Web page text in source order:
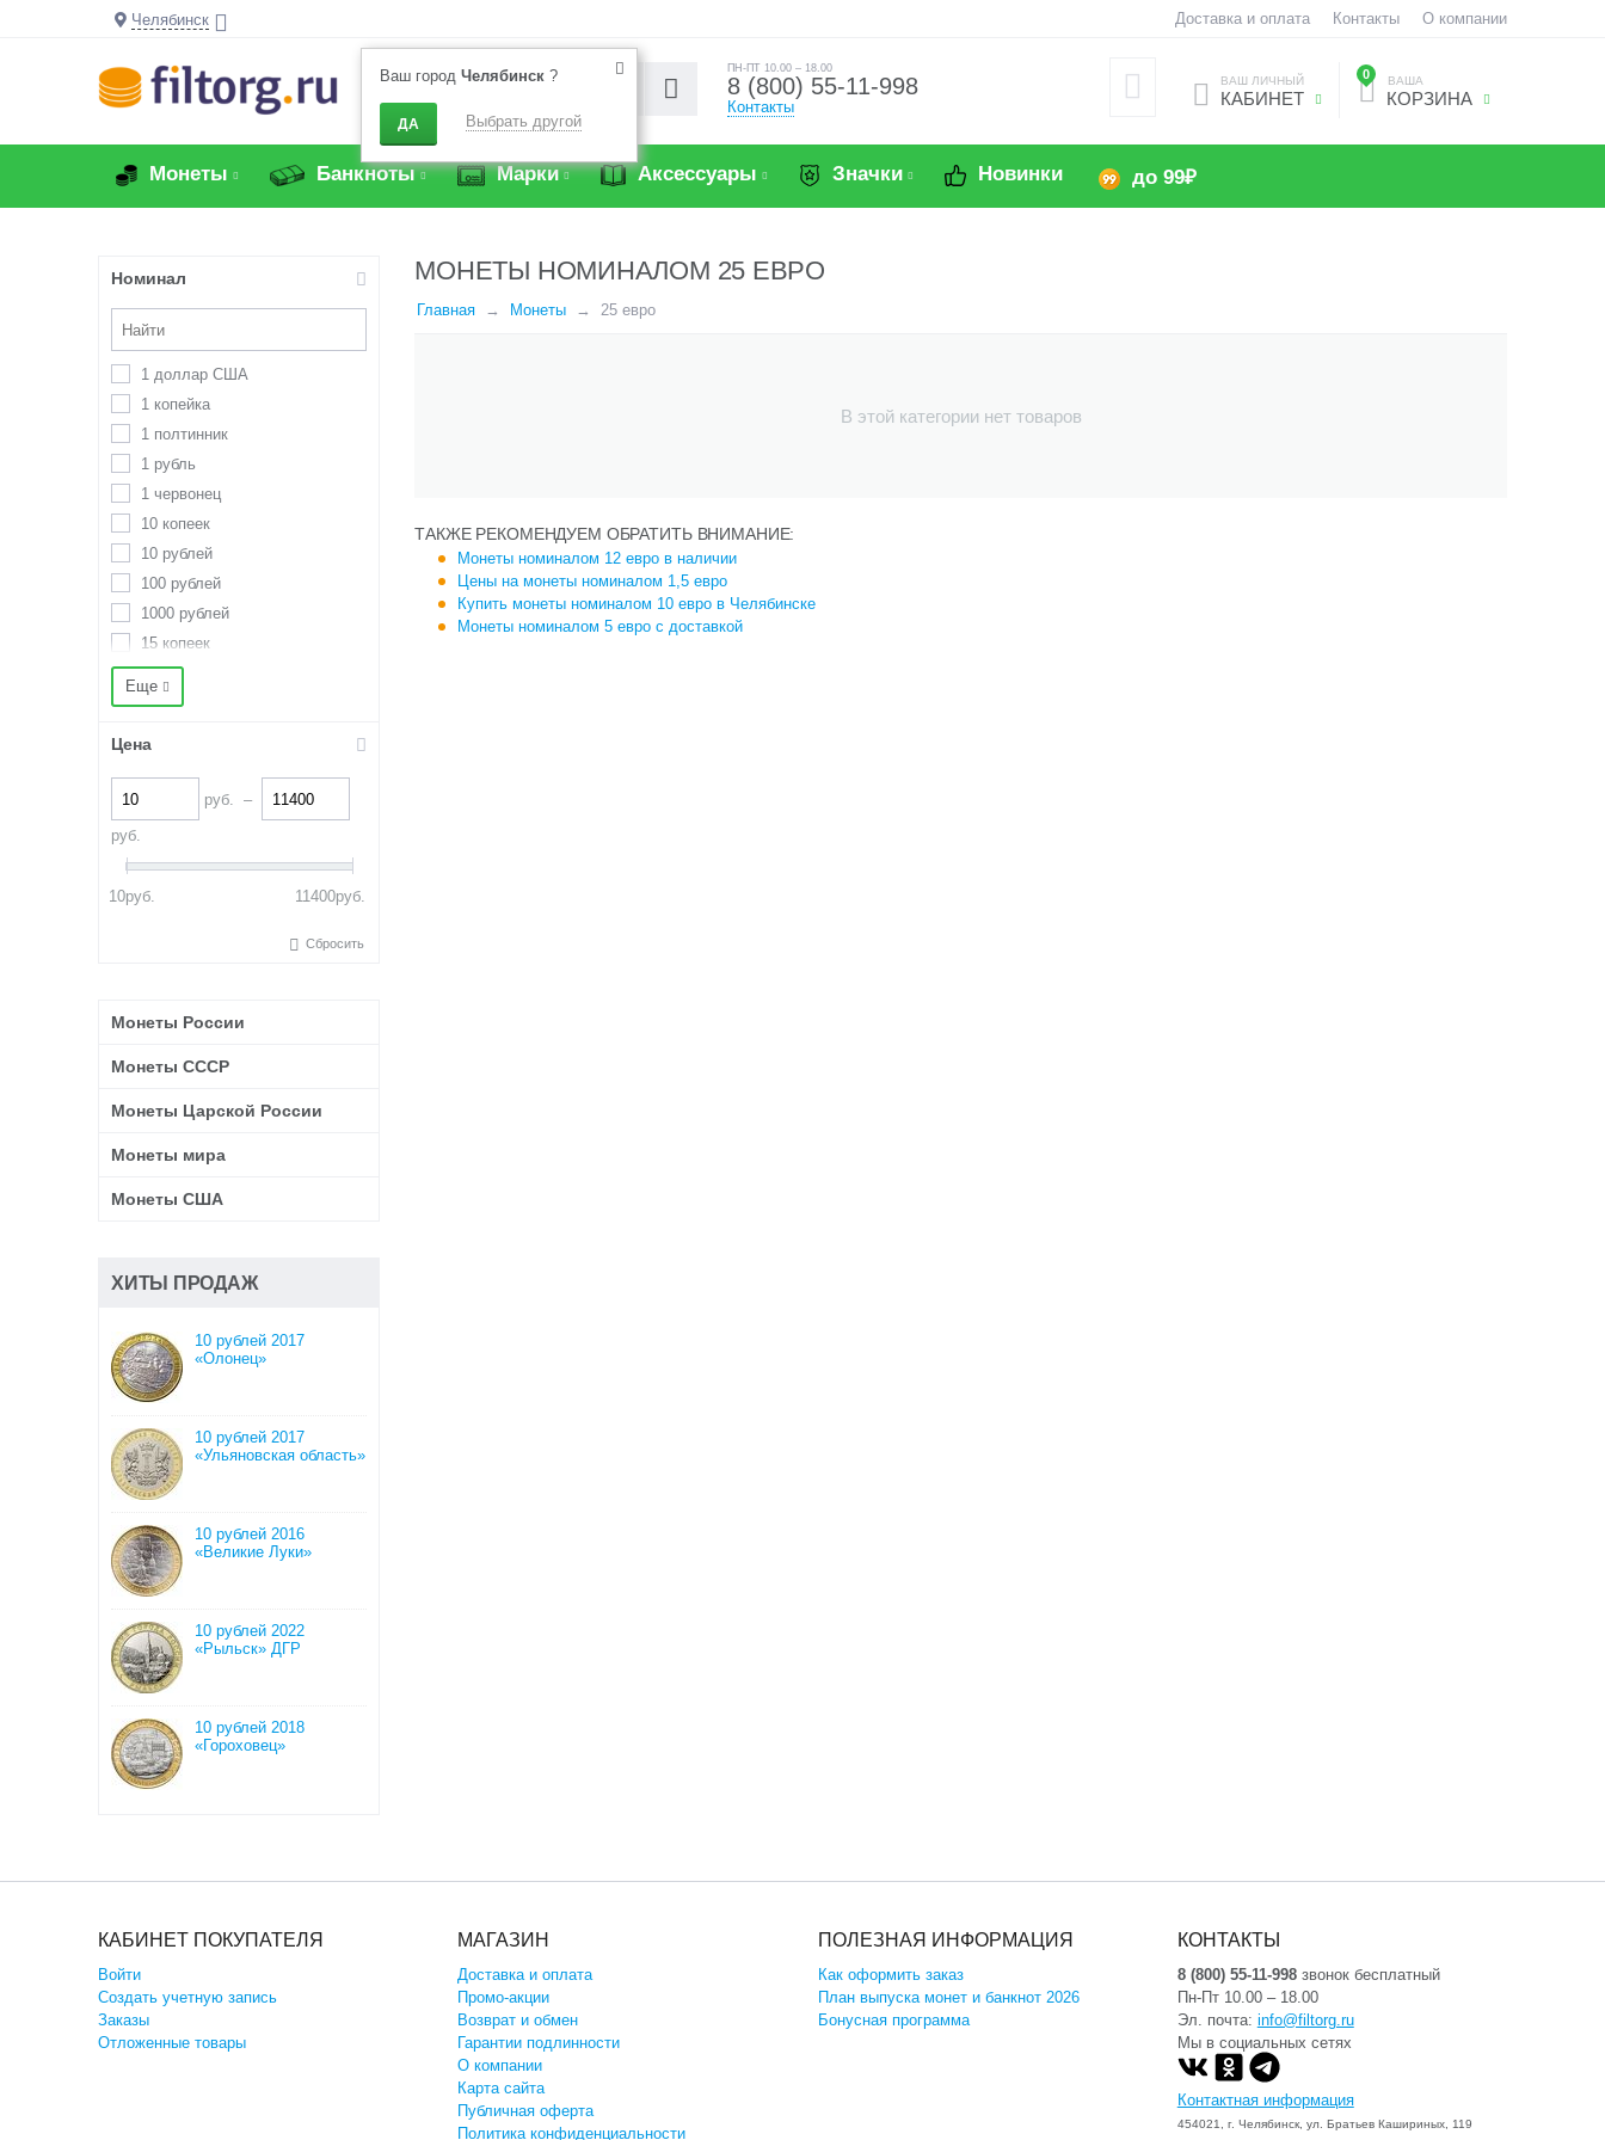
Челябинск
Ваш город Челябинск ?
ДА Выбрать другой
Доставка и оплата Контакты О компании
ПН-ПТ 10.00 – 18.00
8 (800) 55-11-998
Контакты
0 ВАША
КОРЗИНА
ВАШ ЛИЧНЫЙ
КАБИНЕТ
Монеты Банкноты Марки Аксессуары Значки Новинки до 99₽
МОНЕТЫ НОМИНАЛОМ 25 ЕВРО
Главная Монеты 25 евро
В этой категории нет товаров
ТАКЖЕ РЕКОМЕНДУЕМ ОБРАТИТЬ ВНИМАНИЕ:
Монеты номиналом 12 евро в наличии
Цены на монеты номиналом 1,5 евро
Купить монеты номиналом 10 евро в Челябинске
Монеты номиналом 5 евро с доставкой
Номинал
1 доллар США
1 копейка
1 полтинник
1 рубль
1 червонец
10 копеек
10 рублей
100 рублей
1000 рублей
15 копеек
2 евро
2 копейки
200 рублей
25 копеек
4 копейки
5 долларов США
5 марок
5 рублей
50 рублей
Еще
Цена
руб. –
руб.
10руб. 11400руб.
Сбросить
Монеты России
Монеты СССР
Монеты Царской России
Монеты мира
Монеты США
ХИТЫ ПРОДАЖ
10 рублей 2017
«Олонец»
10 рублей 2017
«Ульяновская область»
10 рублей 2016
«Великие Луки»
10 рублей 2022
«Рыльск» ДГР
10 рублей 2018
«Гороховец»
КАБИНЕТ ПОКУПАТЕЛЯ
Войти
Создать учетную запись
Заказы
Отложенные товары
МАГАЗИН
Доставка и оплата
Промо-акции
Возврат и обмен
Гарантии подлинности
О компании
Карта сайта
Публичная оферта
Политика конфиденциальности
ПОЛЕЗНАЯ ИНФОРМАЦИЯ
Как оформить заказ
План выпуска монет и банкнот 2026
Бонусная программа
КОНТАКТЫ
8 (800) 55-11-998звонок бесплатный
Пн-Пт 10.00 – 18.00
Эл. почта: info@filtorg.ru
Мы в социальных сетях
Контактная информация
454021, г. Челябинск, ул. Братьев Кашириных, 119